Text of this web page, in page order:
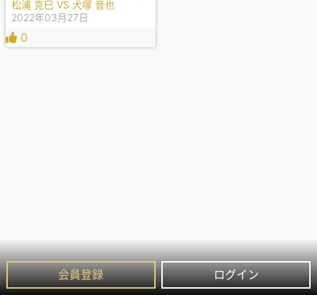
会員登録 ログイン
松浦 克巳 VS 犬塚 音也
2022年03月27日
0